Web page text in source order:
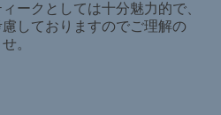
ークとしては十分魅力的で、
しておりますのでご理解の
。